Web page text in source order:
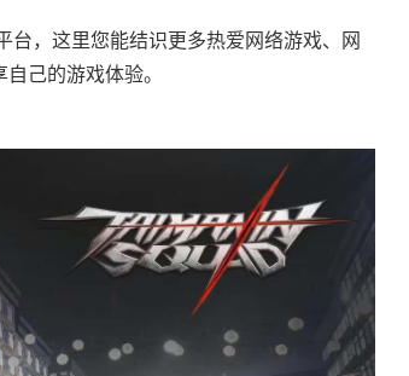
，这里您能结识更多热爱网络游戏、网
己的游戏体验。